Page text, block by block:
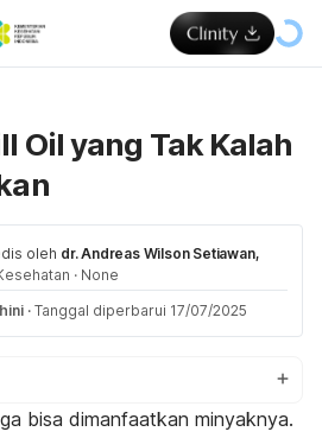
Oil yang Tak Kalah
oleh dr. Andreas Wilson Setiawan,
· None
· Tanggal diperbarui 17/07/2025
bisa dimanfaatkan minyaknya.